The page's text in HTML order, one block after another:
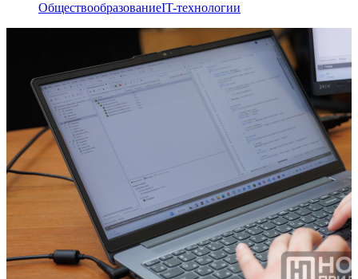
ОбществообразованиеIT-технологии